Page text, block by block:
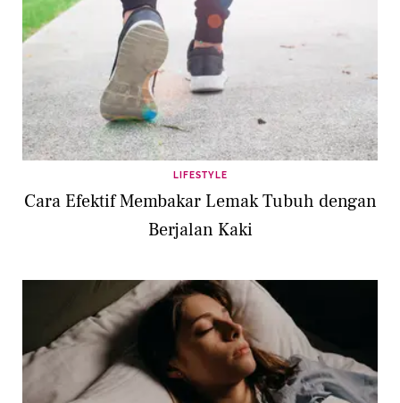
LIFESTYLE
Cara Efektif Membakar Lemak Tubuh dengan
Berjalan Kaki